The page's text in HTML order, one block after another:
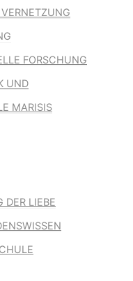
FORSCHUNG
UND
MARISIS
DER LIEBE